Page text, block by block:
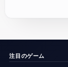
注目のゲーム